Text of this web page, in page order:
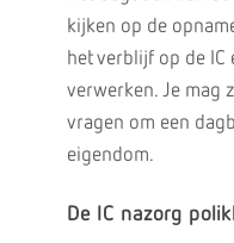
kijken op de
het verblijf op de
verwerken. Je mag
vragen om een
eigendom.
De IC nazorg